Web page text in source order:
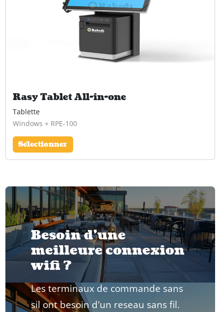
Rasy Tablet All-in-one
Tablette
Windows + RPE-100
Sélectionner
Besoin d'une
meilleure connexion
wifi ?
Les terminaux de commande sans
sil ont besoin d'un reseau sans fil.